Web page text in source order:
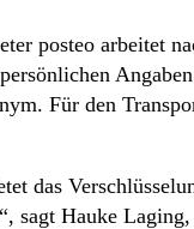
posteo arbeitet
Für den
das
sagt Hauke